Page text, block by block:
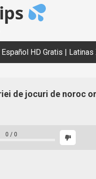
Español HD Gratis |
de jocuri de noroc
0 / 0